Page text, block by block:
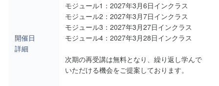
開催日
詳細
モジュール1：2027年3月6日インクラス
モジュール2：2027年3月7日インクラス
モジュール3：2027年3月27日インクラス
モジュール4：2027年3月28日インクラス
次期の再受講は無料となり、繰り返し学んで
いただける機会をご提案しております。